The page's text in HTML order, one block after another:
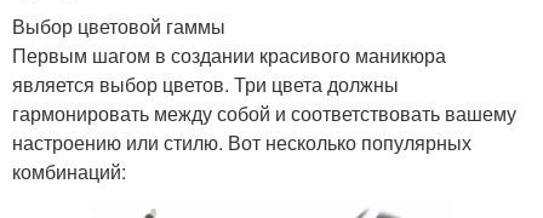
Выбор цветовой гаммы
Первым шагом в создании красивого маникюра
является выбор цветов. Три цвета должны
гармонировать между собой и соответствовать вашему
настроению или стилю. Вот несколько популярных
комбинаций: